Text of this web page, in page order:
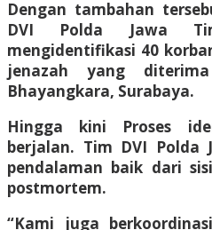
Dengan tambahan
DVI Polda Jawa
mengidentifikasi 40
jenazah yang
Bhayangkara, Surabaya.
Hingga kini Proses
berjalan. Tim DVI Polda
pendalaman baik dari
postmortem.
“Kami juga